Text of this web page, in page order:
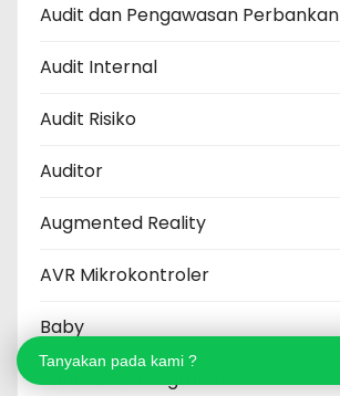
Audit dan Pengawasan Perbankan
Audit Internal
Audit Risiko
Auditor
Augmented Reality
AVR Mikrokontroler
Baby
Bahasa Pemrograman
Tanyakan pada kami ?